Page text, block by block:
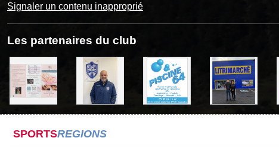
Signaler un contenu inapproprié
Les partenaires du club
SPORTSREGIONS